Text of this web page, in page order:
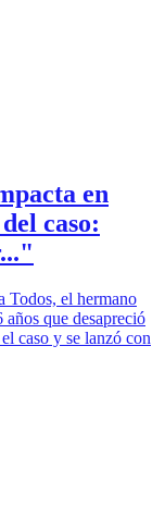
en
caso:
Todos, el hermano
que desapreció
caso y se lanzó con